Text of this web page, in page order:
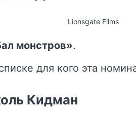
Lionsgate Films
монстров».
для кого эта
Кидман